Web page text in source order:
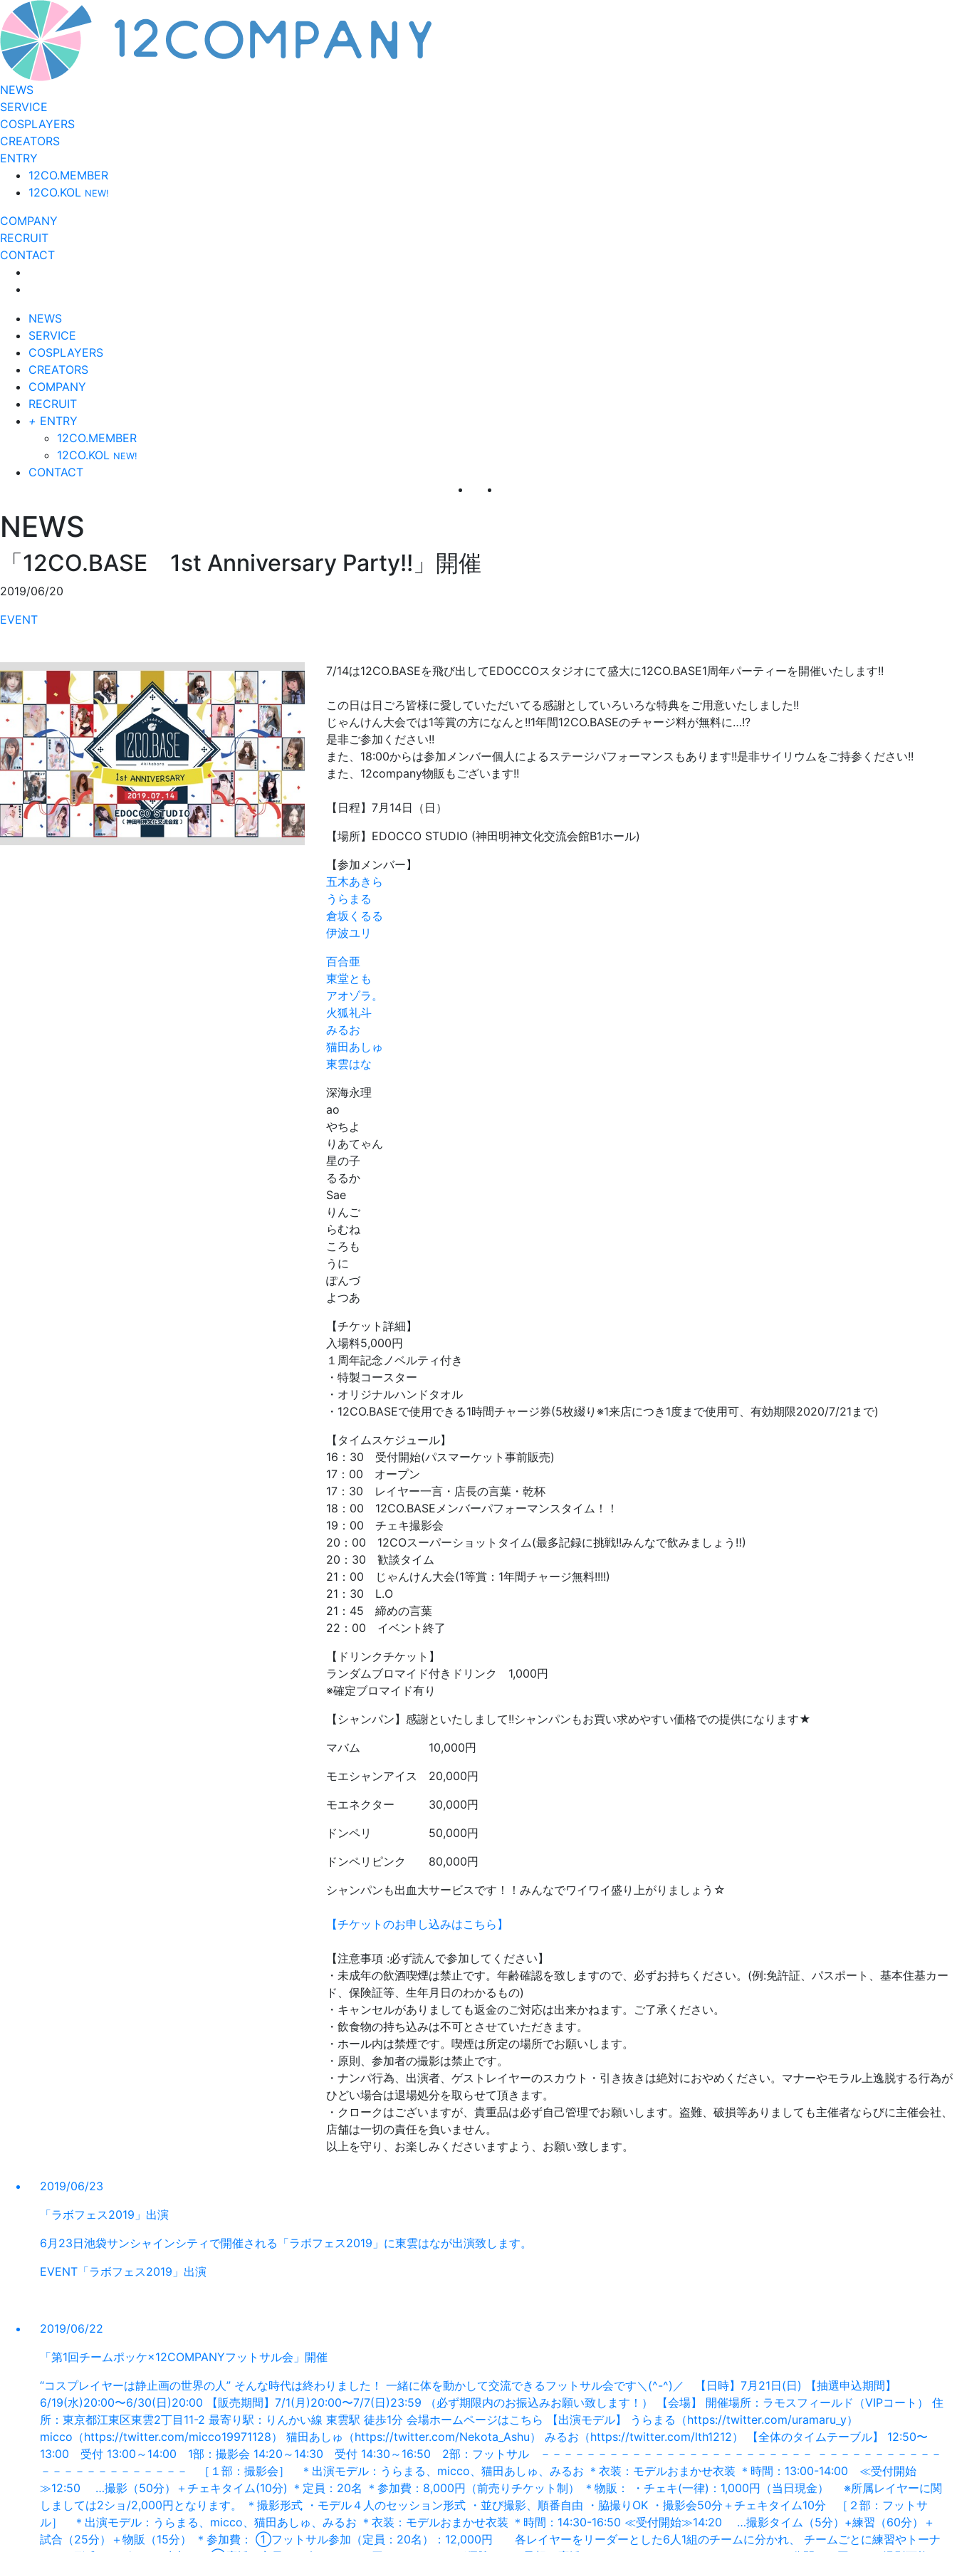
NEWS
SERVICE
COSPLAYERS
CREATORS
ENTRY
12CO.MEMBER
12CO.KOL NEW!
COMPANY
RECRUIT
CONTACT
NEWS
SERVICE
COSPLAYERS
CREATORS
COMPANY
RECRUIT
+ ENTRY
12CO.MEMBER
12CO.KOL NEW!
CONTACT
NEWS
「12CO.BASE 1st Anniversary Party!!」開催
2019/06/20
EVENT
7/14は12CO.BASEを飛び出してEDOCCOスタジオにて盛大に12CO.BASE1周年パーティーを開催いたします!!
この日は日ごろ皆様に愛していただいてる感謝としていろいろな特典をご用意いたしました!!
じゃんけん大会では1等賞の方になんと!!1年間12CO.BASEのチャージ料が無料に…!?
是非ご参加ください!!
また、18:00からは参加メンバー個人によるステージパフォーマンスもあります!!是非サイリウムをご持参ください!!
また、12company物販もございます!!
【日程】7月14日（日）
【場所】EDOCCO STUDIO (神田明神文化交流会館B1ホール)
【参加メンバー】
五木あきら
うらまる
倉坂くるる
伊波ユリ
百合亜
東堂とも
アオゾラ。
火狐礼斗
みるお
猫田あしゅ
東雲はな
深海永理
ao
やちよ
りあてゃん
星の子
るるか
Sae
りんご
らむね
ころも
うに
ぽんづ
よつあ
【チケット詳細】
入場料5,000円
１周年記念ノベルティ付き
・特製コースター
・オリジナルハンドタオル
・12CO.BASEで使用できる1時間チャージ券(5枚綴り※1来店につき1度まで使用可、有効期限2020/7/21まで)
【タイムスケジュール】
16：30 受付開始(パスマーケット事前販売)
17：00 オープン
17：30 レイヤー一言・店長の言葉・乾杯
18：00 12CO.BASEメンバーパフォーマンスタイム！！
19：00 チェキ撮影会
20：00 12COスーパーショットタイム(最多記録に挑戦!!みんなで飲みましょう‼︎)
20：30 歓談タイム
21：00 じゃんけん大会(1等賞：1年間チャージ無料!!!!)
21：30 L.O
21：45 締めの言葉
22：00 イベント終了
【ドリンクチケット】
ランダムブロマイド付きドリンク 1,000円
※確定ブロマイド有り
【シャンパン】感謝といたしまして!!シャンパンもお買い求めやすい価格での提供になります★
マバム 10,000円
モエシャンアイス 20,000円
モエネクター 30,000円
ドンペリ 50,000円
ドンペリピンク 80,000円
シャンパンも出血大サービスです！！みんなでワイワイ盛り上がりましょう☆
【チケットのお申し込みはこちら】
【注意事項 :必ず読んで参加してください】
・未成年の飲酒喫煙は禁止です。年齢確認を致しますので、必ずお持ちください。(例:免許証、パスポート、基本住基カー
ド、保険証等、生年月日のわかるもの)
・キャンセルがありましても返金のご対応は出来かねます。ご了承ください。
・飲食物の持ち込みは不可とさせていただきます。
・ホール内は禁煙です。喫煙は所定の場所でお願いします。
・原則、参加者の撮影は禁止です。
・ナンパ行為、出演者、ゲストレイヤーのスカウト・引き抜きは絶対におやめください。マナーやモラル上逸脱する行為が
ひどい場合は退場処分を取らせて頂きます。
・クロークはございますが、貴重品は必ず自己管理でお願いします。盗難、破損等ありましても主催者ならびに主催会社、
店舗は一切の責任を負いません。
以上を守り、お楽しみくださいますよう、お願い致します。
2019/06/23
「ラボフェス2019」出演
6月23日池袋サンシャインシティで開催される「ラボフェス2019」に東雲はなが出演致します。
EVENT 「ラボフェス2019」出演
2019/06/22
「第1回チームポッケ×12COMPANYフットサル会」開催
“コスプレイヤーは静止画の世界の人” そんな時代は終わりました！ 一緒に体を動かして交流できるフットサル会です＼(^-^)／ 【日時】7月21日(日) 【抽選申込期間】
6/19(水)20:00〜6/30(日)20:00 【販売期間】7/1(月)20:00〜7/7(日)23:59 （必ず期限内のお振込みお願い致します！） 【会場】 開催場所：ラモスフィールド（VIPコート） 住
所：東京都江東区東雲2丁目11-2 最寄り駅：りんかい線 東雲駅 徒歩1分 会場ホームページはこちら 【出演モデル】 うらまる（https://twitter.com/uramaru_y）
micco（https://twitter.com/micco19971128） 猫田あしゅ（https://twitter.com/Nekota_Ashu） みるお（https://twitter.com/lth1212） 【全体のタイムテーブル】 12:50〜
13:00 受付 13:00～14:00 1部：撮影会 14:20～14:30 受付 14:30～16:50 2部：フットサル －－－－－－－－－－－－－－－－－－－－－－－－ －－－－－－－－－－－
－－－－－－－－－－－－－ ［１部：撮影会］ ＊出演モデル：うらまる、micco、猫田あしゅ、みるお ＊衣装：モデルおまかせ衣装 ＊時間：13:00-14:00 ≪受付開始
≫12:50 …撮影（50分）＋チェキタイム(10分) ＊定員：20名 ＊参加費：8,000円（前売りチケット制） ＊物販： ・チェキ(一律)：1,000円（当日現金） ※所属レイヤーに関
しましては2ショ/2,000円となります。 ＊撮影形式 ・モデル４人のセッション形式 ・並び撮影、順番自由 ・脇撮りOK ・撮影会50分＋チェキタイム10分 ［２部：フットサ
ル］ ＊出演モデル：うらまる、micco、猫田あしゅ、みるお ＊衣装：モデルおまかせ衣装 ＊時間：14:30-16:50 ≪受付開始≫14:20 …撮影タイム（5分）+練習（60分）＋
試合（25分）＋物販（15分） ＊参加費： ①フットサル参加（定員：20名）：12,000円 各レイヤーをリーダーとした6人1組のチームに分かれ、 チームごとに練習やトーナ